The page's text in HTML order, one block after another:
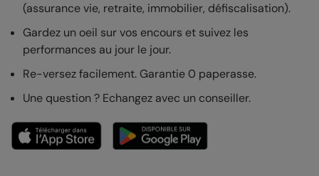
(assurance vie, retraite, immobilier, défiscalisation).
Gardez un oeil sur vos encours et suivez les
performances au jour le jour.
Re-versez facilement. Garantie 0 paperasse.
Une question ? Echangez avec un conseiller.